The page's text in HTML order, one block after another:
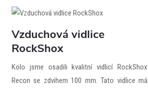
Vzduchová vidlice
RockShox
Kolo jsme osadili kvalitní vidlicí RockShox
Recon se zdvihem 100 mm. Tato vidlice má